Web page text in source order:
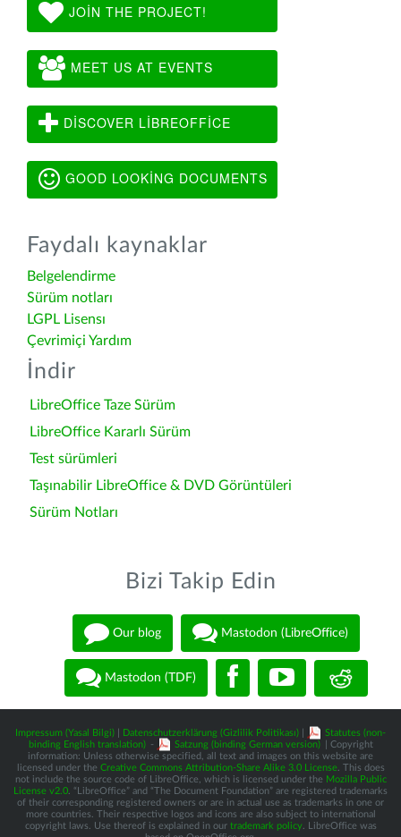
JOIN THE PROJECT!
MEET US AT EVENTS
DISCOVER LIBREOFFICE
GOOD LOOKING DOCUMENTS
Faydalı kaynaklar
Belgelendirme
Sürüm notları
LGPL Lisensı
Çevrimiçi Yardım
İndir
LibreOffice Taze Sürüm
LibreOffice Kararlı Sürüm
Test sürümleri
Taşınabilir LibreOffice & DVD Görüntüleri
Sürüm Notları
Bizi Takip Edin
Our blog Mastodon (LibreOffice)
Mastodon (TDF)
Impressum (Yasal Bilgi) Datenschutzerklärung (Gizlilik Politikası)
Statutes (non-
binding English translation) - Satzung (binding German version)
| Copyright
information: Unless otherwise specified, all text and images on this website are
licensed under the Creative Commons Attribution-Share Alike 3.0 License. This does
not include the source code of LibreOffice, which is licensed under the Mozilla Public
License v2.0 . “LibreOffice” and “The Document Foundation” are registered trademarks
of their corresponding registered owners or are in actual use as trademarks in one or
more countries. Their respective logos and icons are also subject to international
copyright laws. Use thereof is explained in our trademark policy. LibreOffice was